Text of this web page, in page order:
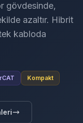
gövdesinde,
azaltır. Hibrit
kabloda
Kompakt